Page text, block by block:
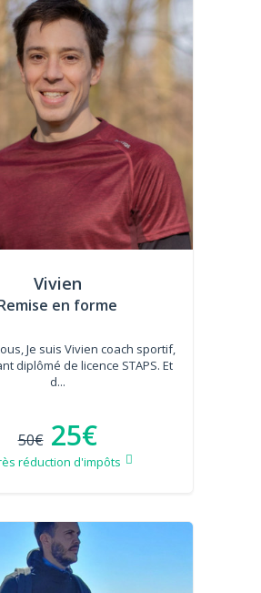
Vivien
en forme
Je suis Vivien coach sportif,
diplômé de licence STAPS. Et
d...
50€ 25€
réduction d'impôts